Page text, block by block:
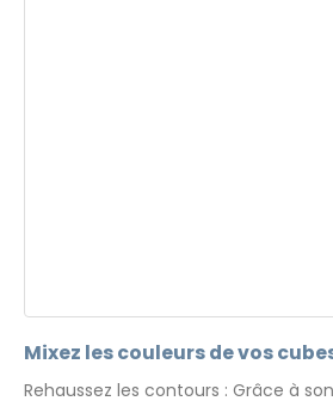
Mixez les couleurs de vos
Rehaussez les contours : Grâce à